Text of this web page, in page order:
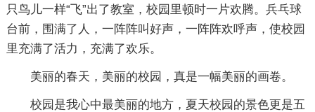
只鸟儿一样“飞”出了教室，校园里顿时一片欢腾。兵乓球
台前，围满了人，一阵阵叫好声，一阵阵欢呼声，使校园
里充满了活力，充满了欢乐。
美丽的春天，美丽的校园，真是一幅美丽的画卷。
校园是我心中最美丽的地方，夏天校园的景色更是五